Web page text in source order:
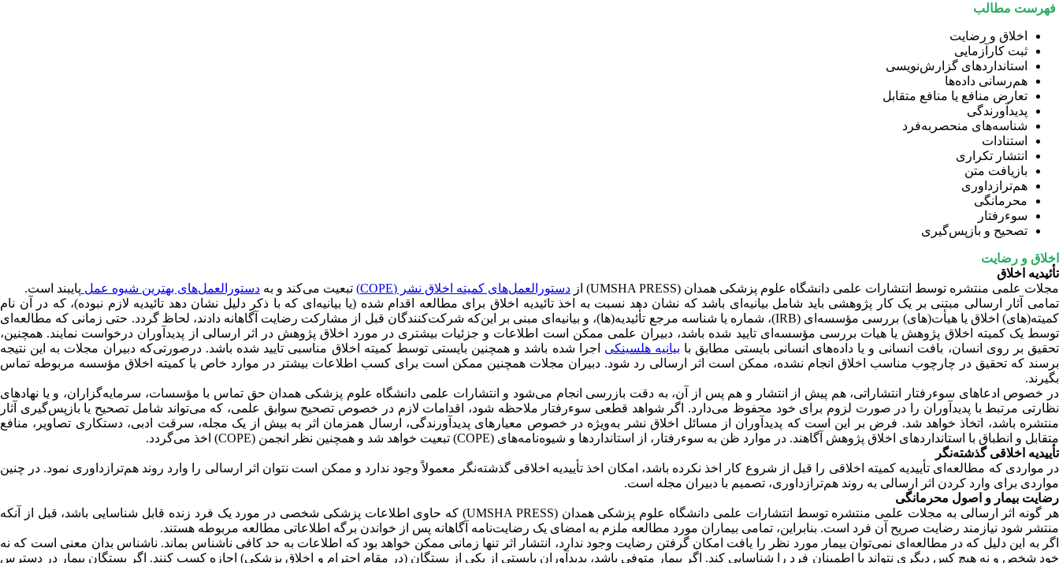
فهرست مطالب
اخلاق و رضایت
ثبت کارآزمایی
استانداردهای گزارش‌نویسی
هم‌رسانی داده‌ها
تعارض منافع یا منافع متقابل
پدیدآورندگی
شناسه‌های منحصربه‌فرد
استنادات
انتشار تکراری
بازیافت متن
هم‌ترازداوری
محرمانگی
سوءرفتار
تصحیح و بازپس‌گیری
اخلاق و رضایت
تأئیدیه اخلاق
مجلات علمی منتشره توسط انتشارات علمی دانشگاه علوم پزشکی همدان (UMSHA PRESS) از
دستورالعمل‌های کمیته اخلاق نشر (COPE) تبعیت می‌کند و به دستورالعمل‌های بهترین شیوه عمل پایبند است.
تمامی آثار ارسالی مبتنی بر یک کار پژوهشی باید شامل بیانیه‌ای باشد که نشان دهد نسبت به اخذ تائیدیه اخلاق برای مطالعه اقدام شده (یا بیانیه‌ای که با ذکر دلیل نشان دهد تائیدیه لازم نبوده)، که در آن نام
کمیته(های) اخلاق یا هیأت(های) بررسی مؤسسه‌ای (IRB)، شماره یا شناسه مرجع تأئیدیه(ها)، و بیانیه‌ای مبنی بر این‌که شرکت‌کنندگان قبل از مشارکت رضایت آگاهانه دادند، لحاظ گردد. حتی زمانی که مطالعه‌ای
توسط یک کمیته اخلاق پژوهش یا هیات بررسی مؤسسه‌ای تایید شده باشد، دبیران علمی ممکن است اطلاعات و جزئیات بیشتری در مورد اخلاق پژوهش در اثر ارسالی از پدیدآوران درخواست نمایند. همچنین،
تحقیق بر روی انسان، بافت انسانی و یا داده‌های انسانی بایستی مطابق با بیانیه هلسینکی اجرا شده باشد و همچنین بایستی توسط کمیته اخلاق مناسبی تایید شده باشد. در‌صورتی‌که دبیران مجلات به این نتیجه
برسند که تحقیق در چارچوب مناسب اخلاق انجام نشده، ممکن است اثر ارسالی رد شود. دبیران مجلات همچنین ممکن است برای کسب اطلاعات بیشتر در موارد خاص با کمیته اخلاق مؤسسه مربوطه تماس
بگیرند.
در خصوص ادعاهای سوءرفتار انتشاراتی، هم پیش از انتشار و هم پس از آن، به‌ دقت بازرسی انجام می‌شود و انتشارات علمی دانشگاه علوم پزشکی همدان حق تماس با مؤسسات، سرمایه‌گزاران، و یا نهادهای
نظارتی مرتبط با پدیدآوران را در صورت لزوم برای خود محفوظ می‌دارد. اگر شواهد قطعی سوءرفتار ملاحظه شود، اقدامات لازم در خصوص تصحیح سوابق علمی، که می‌تواند شامل تصحیح یا بازپس‌گیری آثار
منتشره باشد، اتخاذ خواهد شد. فرض بر این است که پدیدآوران از مسائل اخلاق نشر به‌ویژه در خصوص معیارهای پدیدآورندگی، ارسال همزمان اثر به بیش از یک مجله، سرقت ادبی، دستکاری تصاویر، منافع
متقابل و انطباق با استانداردهای اخلاق پژوهش آگاهند. در موارد ظن به سوءرفتار، از استانداردها و شیوه‌نامه‌های (COPE) تبعیت خواهد شد و همچنین نظر انجمن (COPE) اخذ می‌گردد.
تأییدیه اخلاقی گذشته‌نگر
در مواردی که مطالعه‌ای تأییدیه کمیته اخلاقی را قبل از شروع کار اخذ نکرده باشد، امکان اخذ تأییدیه اخلاقی گذشته‌نگر معمولاً وجود ندارد و ممکن است نتوان اثر ارسالی را وارد روند هم‌ترازداوری نمود. در چنین
مواردی برای وارد کردن اثر ارسالی به روند هم‌ترازداوری، تصمیم با دبیران مجله است.
رضایت بیمار و اصول محرمانگی
هر گونه اثر ارسالی به مجلات علمی منتشره توسط انتشارات علمی دانشگاه علوم پزشکی همدان (UMSHA PRESS) که حاوی اطلاعات پزشکی شخصی در مورد یک فرد زنده قابل‌ شناسایی باشد، قبل از آنکه
منتشر شود نیازمند رضایت صریح آن فرد است. بنابراین، تمامی بیماران مورد مطالعه ملزم به امضای یک رضایت‌نامه آگاهانه پس از خواندن برگه اطلاعاتی مطالعه مربوطه هستند.
اگر به این دلیل که در مطالعه‌ای نمی‌توان بیمار مورد نظر را یافت امکان گرفتن رضایت وجود ندارد، انتشار اثر تنها زمانی ممکن خواهد بود که اطلاعات به‌ حد کافی ناشناس بماند. ناشناس بدان معنی است که نه
خود شخص و نه هیچ کس دیگری نتواند با اطمینان فرد را شناسایی کند. اگر بیمار متوفی باشد، پدیدآوران بایستی از یکی از بستگان (در مقام احترام و اخلاق پزشکی) اجازه کسب کنند. اگر بستگان بیمار در دسترس